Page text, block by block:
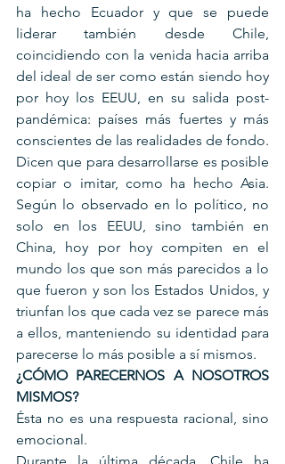
ha hecho Ecuador y que se puede
liderar también desde Chile,
coincidiendo con la venida hacia arriba
del ideal de ser como están siendo hoy
por hoy los EEUU, en su salida post-
pandémica: países más fuertes y más
conscientes de las realidades de fondo.
Dicen que para desarrollarse es posible
copiar o imitar, como ha hecho Asia.
Según lo observado en lo político, no
solo en los EEUU, sino también en
China, hoy por hoy compiten en el
mundo los que son más parecidos a lo
que fueron y son los Estados Unidos, y
triunfan los que cada vez se parece más
a ellos, manteniendo su identidad para
parecerse lo más posible a sí mismos.
¿CÓMO PARECERNOS A NOSOTROS
MISMOS?
Ésta no es una respuesta racional, sino
emocional.